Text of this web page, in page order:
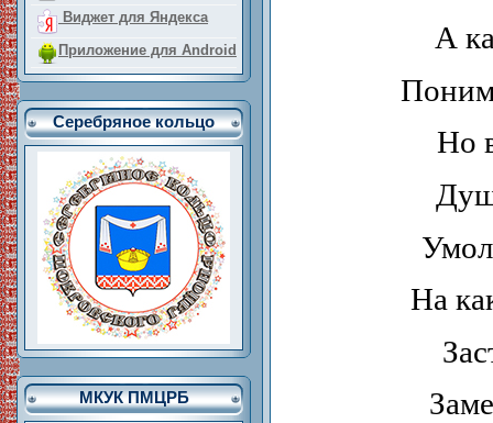
Виджет для Яндекса
Приложение для Android
Серебряное кольцо
МКУК ПМЦРБ
А
Но
На